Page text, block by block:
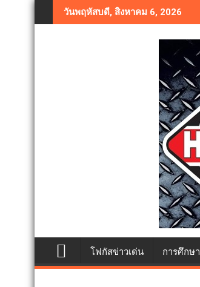
to
วันพฤหัสบดี, สิงหาคม 6, 2026
โฟกัสข่าวเด่น การศึกษา